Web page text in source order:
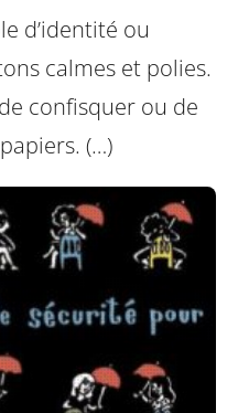
d’identité ou
calmes et polies.
confisquer ou de
(…)